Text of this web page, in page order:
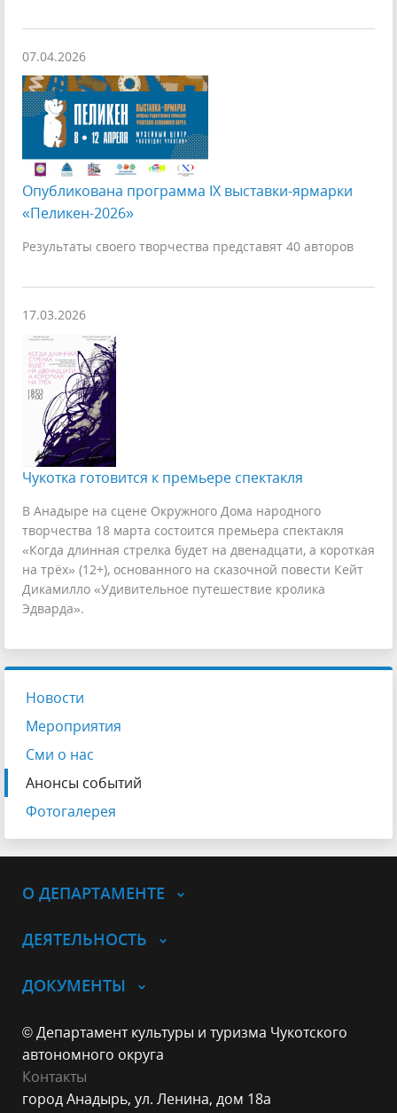
07.04.2026
Опубликована программа IX выставки-ярмарки
«Пеликен-2026»
Результаты своего творчества представят 40 авторов
17.03.2026
Чукотка готовится к премьере спектакля
В Анадыре на сцене Окружного Дома народного
творчества 18 марта состоится премьера спектакля
«Когда длинная стрелка будет на двенадцати, а короткая
на трёх» (12+), основанного на сказочной повести Кейт
Дикамилло «Удивительное путешествие кролика
Эдварда».
Новости
Мероприятия
Сми о нас
Анонсы событий
Фотогалерея
О ДЕПАРТАМЕНТЕ
ДЕЯТЕЛЬНОСТЬ
ДОКУМЕНТЫ
© Департамент культуры и туризма Чукотского
автономного округа
Контакты
город Анадырь, ул. Ленина, дом 18а